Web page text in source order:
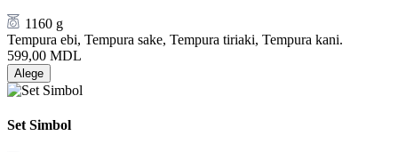
1160 g
Tempura ebi, Tempura sake, Tempura tiriaki, Tempura kani.
599,00 MDL
Alege
Set Simbol